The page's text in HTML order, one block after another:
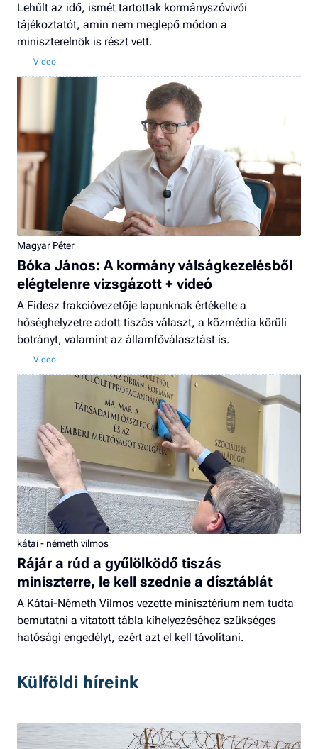
Lehűlt az idő, ismét tartottak kormányszóvivői
tájékoztatót, amin nem meglepő módon a
miniszterelnök is részt vett.
Magyar Péter
Bóka János: A kormány válságkezelésből
elégtelenre vizsgázott + videó
A Fidesz frakcióvezetője lapunknak értékelte a
hőséghelyzetre adott tiszás választ, a közmédia körüli
botrányt, valamint az államfőválasztást is.
kátai - németh vilmos
Rájár a rúd a gyűlölködő tiszás
miniszterre, le kell szednie a dísztáblát
A Kátai-Németh Vilmos vezette minisztérium nem tudta
bemutatni a vitatott tábla kihelyezéséhez szükséges
hatósági engedélyt, ezért azt el kell távolítani.
Külföldi híreink